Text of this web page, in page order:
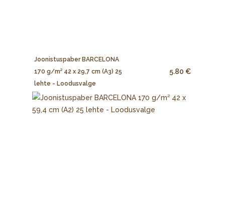
Joonistuspaber BARCELONA
170 g/m² 42 x 29,7 cm (A3) 25
lehte - Loodusvalge
5.80 €